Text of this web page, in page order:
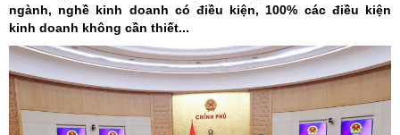
ngành, nghề kinh doanh có điều kiện, 100% các điều kiện
kinh doanh không cần thiết...